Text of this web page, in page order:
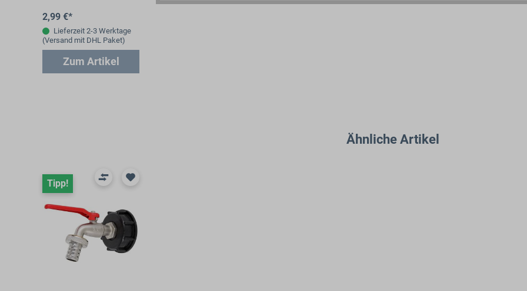
Auslaufarmaturen. DN =
44mm; D = 55mm; W =
5,5mm ACHTUNG! Nicht
2,99 €*
Lieferzeit 2-3 Werktage
(Versand mit DHL Paket)
Zum Artikel
Ähnliche Artikel
Tipp!